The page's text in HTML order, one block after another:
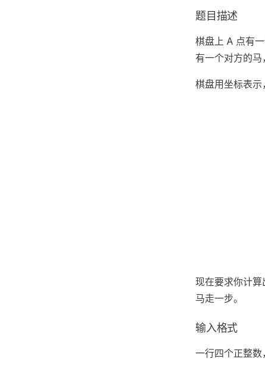
题目描述
棋盘上 A 点有
有一个对方的马
棋盘用坐标表示
现在要求你计
马走一步。
输入格式
一行四个正整数